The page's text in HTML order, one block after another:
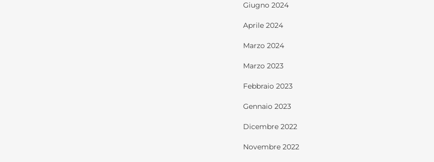
Giugno 2024
Aprile 2024
Marzo 2024
Marzo 2023
Febbraio 2023
Gennaio 2023
Dicembre 2022
Novembre 2022